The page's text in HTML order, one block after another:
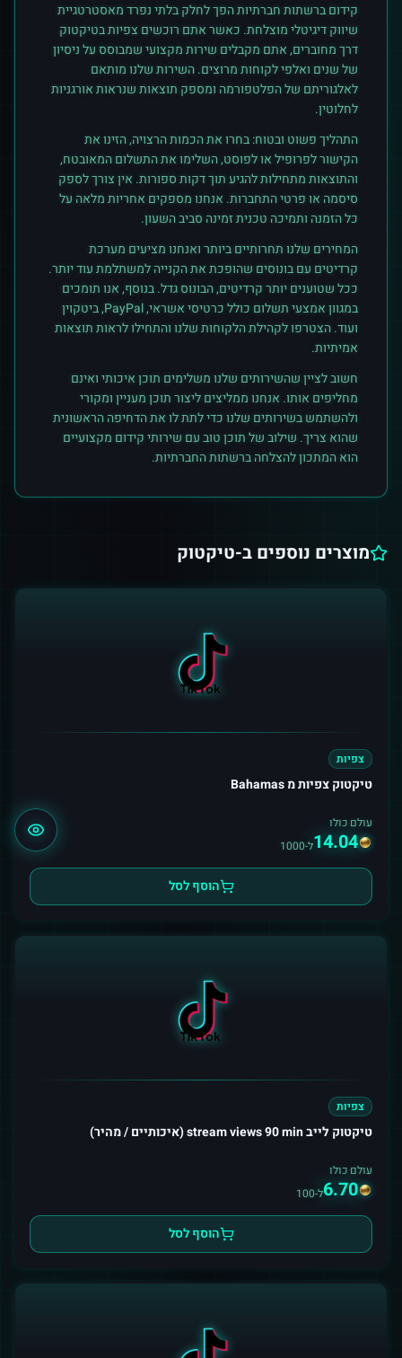
קידום ברשתות חברתיות הפך לחלק בלתי נפרד מאסטרטגיית
שיווק דיגיטלי מוצלחת. כאשר אתם רוכשים צפיותבטיקטוק
דרך מחוברים, אתם מקבלים שירות מקצועי שמבוסס על ניסיון
של שנים ואלפי לקוחות מרוצים. השירות שלנו מותאם
לאלגוריתם של הפלטפורמה ומספק תוצאות שנראות אורגניות
לחלוטין.
התהליך פשוט ובטוח: בחרו את הכמות הרצויה, הזינו את
הקישור לפרופיל או לפוסט, השלימו את התשלום המאובטח,
והתוצאות מתחילות להגיע תוך דקות ספורות. אין צורך לספק
סיסמה או פרטי התחברות. אנחנו מספקים אחריות מלאה על
כל הזמנה ותמיכה טכנית זמינה סביב השעון.
המחירים שלנו תחרותיים ביותר ואנחנו מציעים מערכת
קרדיטים עם בונוסים שהופכת את הקנייה למשתלמת עוד יותר.
ככל שטוענים יותר קרדיטים, הבונוס גדל. בנוסף, אנו תומכים
במגוון אמצעי תשלום כולל כרטיסי אשראי, PayPal, ביטקוין
ועוד. הצטרפו לקהילת הלקוחות שלנו והתחילו לראות תוצאות
אמיתיות.
חשוב לציין שהשירותים שלנו משלימים תוכן איכותי ואינם
מחליפים אותו. אנחנו ממליצים ליצור תוכן מעניין ומקורי
ולהשתמש בשירותים שלנו כדי לתת לו את הדחיפה הראשונית
שהוא צריך. שילוב של תוכן טוב עם שירותי קידום מקצועיים
הוא המתכון להצלחה ברשתות החברתיות.
מוצרים נוספים ב-טיקטוק
צפיות
טיקטוק צפיות מ Bahamas
עולם כולו
14.04ל-1000
הוסף לסל
צפיות
טיקטוק לייב stream views 90 min (איכותיים / מהיר)
עולם כולו
6.70ל-100
הוסף לסל